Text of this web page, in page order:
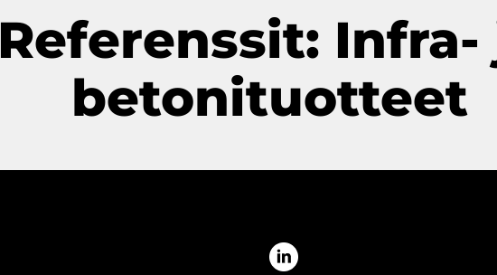
Referenssit: Infra-
betonituotteet